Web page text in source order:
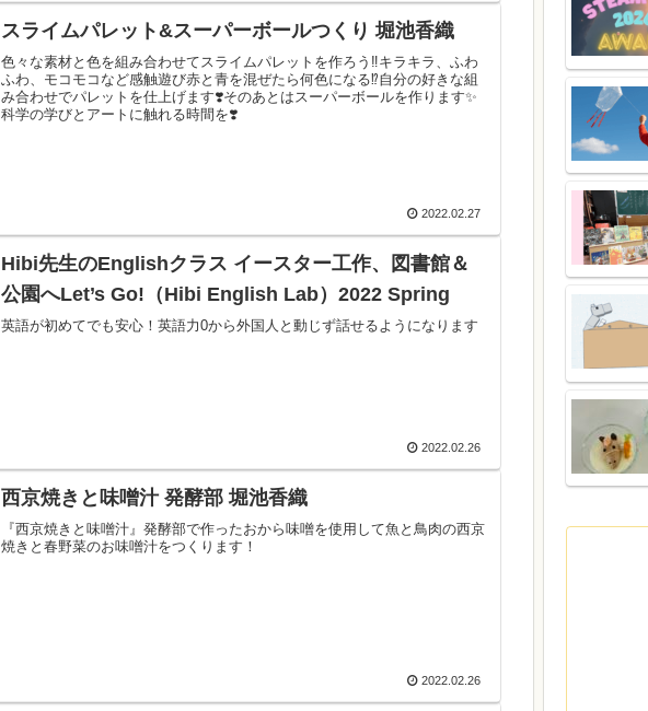
スライムパレット&スーパーボールつくり 堀池香織
色々な素材と色を組み合わせてスライムパレットを作ろう‼️キラキラ、ふわ
ふわ、モコモコなど感触遊び赤と青を混ぜたら何色になる⁉️自分の好きな組
み合わせでパレットを仕上げます❣️そのあとはスーパーボールを作ります✨
科学の学びとアートに触れる時間を❣️
2022.02.27
Hibi先生のEnglishクラス イースター工作、図書館＆
公園へLet’s Go!（Hibi English Lab）2022 Spring
英語が初めてでも安心！英語力0から外国人と動じず話せるようになります
2022.02.26
西京焼きと味噌汁 発酵部 堀池香織
『西京焼きと味噌汁』発酵部で作ったおから味噌を使用して魚と鳥肉の西京
焼きと春野菜のお味噌汁をつくります！
2022.02.26